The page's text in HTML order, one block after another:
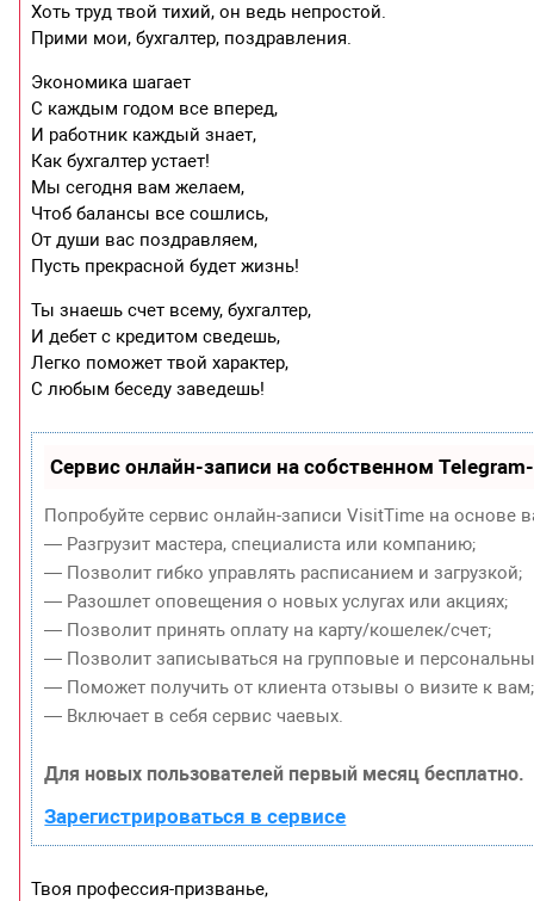
Хоть труд твой тихий, он ведь непростой.
Прими мои, бухгалтер, поздравления.
Экономика шагает
С каждым годом все вперед,
И работник каждый знает,
Как бухгалтер устает!
Мы сегодня вам желаем,
Чтоб балансы все сошлись,
От души вас поздравляем,
Пусть прекрасной будет жизнь!
Ты знаешь счет всему, бухгалтер,
И дебет с кредитом сведешь,
Легко поможет твой характер,
С любым беседу заведешь!
Сервис онлайн-записи на собственном
Попробуйте сервис онлайн-записи VisitTime на основе
— Разгрузит мастера, специалиста или компанию;
— Позволит гибко управлять расписанием и загрузкой;
— Разошлет оповещения о новых услугах или акциях;
— Позволит принять оплату на карту/кошелек/счет;
— Позволит записываться на групповые и
— Поможет получить от клиента отзывы о визите к вам;
— Включает в себя сервис чаевых.
Для новых пользователей первый месяц бесплатно.
Зарегистрироваться в сервисе
Твоя профессия-призванье,